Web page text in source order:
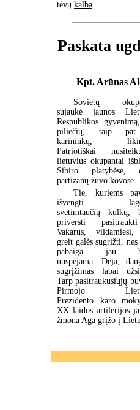
tėvų kalba.
Paskata
Kpt. Arūnas
Sovietų
sujaukė jaunos
Respublikos
piliečių, taip
karininkų,
Patriotiškai
lietuvius okupantai
Sibiro platybėse,
partizanų žuvo kovose.
Tie, kuriems
išvengti
svetimtaučių kulkų,
priversti
Vakarus, vildamiesi,
greit galės sugrįžti, nes
pabaiga jau
nuspėjama. Deja,
sugrįžimas labai
Tarp pasitraukusiųjų
Pirmojo
Prezidento karo
XX laidos artilerijos
žmona Aga grįžo į